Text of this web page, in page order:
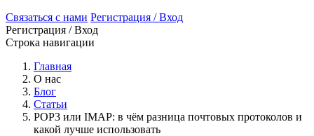
Связаться с нами Регистрация / Вход
Регистрация / Вход
Строка навигации
Главная
О нас
Блог
Статьи
POP3 или IMAP: в чём разница почтовых протоколов и
какой лучше использовать